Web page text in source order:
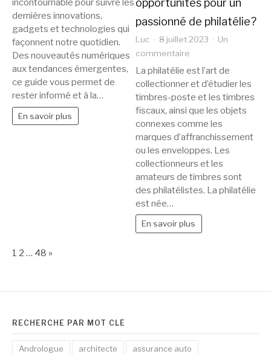
l’actualité
récente
hightech
webzine
incontournable pour suivre les
dernières innovations,
gadgets et technologies qui
façonnent notre quotidien.
Des nouveautés numériques
aux tendances émergentes,
ce guide vous permet de
rester informé et à la…
En savoir plus
opportunités pour un
passionné de philatélie?
Luc 8 juillet 2023
Un
commentaire
Comment
trouver
des
opportunités
pour
un
passionné
de
philatélie?
La philatélie est l’art de
collectionner et d’étudier les
timbres-poste et les timbres
fiscaux, ainsi que les objets
connexes comme les
marques d’affranchissement
ou les enveloppes. Les
collectionneurs et les
amateurs de timbres sont
des philatélistes. La philatélie
est née…
En savoir plus
Page:
1 2 … 48 Next
»
RECHERCHE PAR MOT CLÉ
Andrologue architecte assurance auto